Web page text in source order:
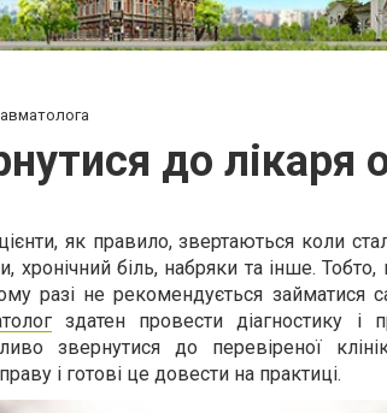
до лікаря
як правило, звертаються коли
хронічний біль, набряки та інше.
разі не рекомендується займатися
здатен провести діагностику і
звернутися до перевіреної
і готові це довести на практиці.